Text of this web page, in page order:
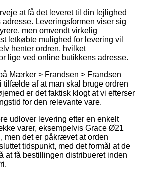
at få det leveret til din lejlighed
Leveringsformen viser sig
men omvendt virkelig
letkøbte mulighed for levering vil
henter ordren, hvilket
lige ved online butikkens adresse.
Mærker > Frandsen > Frandsen
tilfælde af at man skal bruge ordren
er det faktisk klogt at vi efterser
for den relevante vare.
udlover levering efter en enkelt
varer, eksempelvis Grace Ø21
men det er påkrævet at orden
tidspunkt, med det formål at de
at få bestillingen distribueret inden